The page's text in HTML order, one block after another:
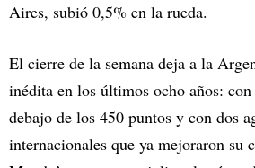
Aires, subió 0,5% en la rueda.
El cierre de la semana deja a la
inédita en los últimos ocho años:
debajo de los 450 puntos y con dos
internacionales que ya mejoraron su